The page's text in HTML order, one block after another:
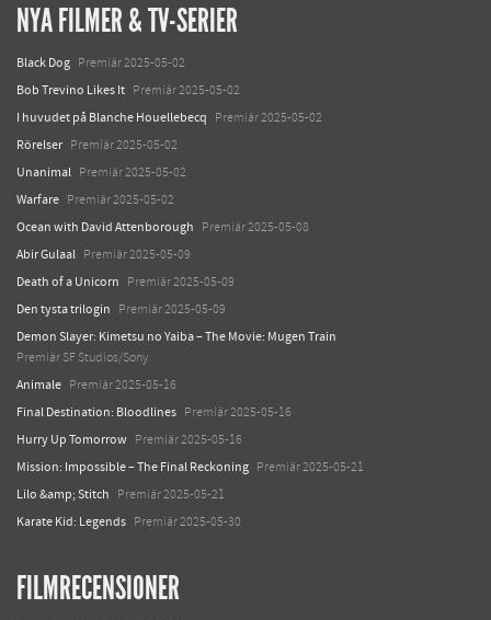
NYA FILMER & TV-SERIER
Black Dog Premiär 2025-05-02
Bob Trevino Likes It Premiär 2025-05-02
I huvudet på Blanche Houellebecq Premiär 2025-05-02
Rörelser Premiär 2025-05-02
Unanimal Premiär 2025-05-02
Warfare Premiär 2025-05-02
Ocean with David Attenborough Premiär 2025-05-08
Abir Gulaal Premiär 2025-05-09
Death of a Unicorn Premiär 2025-05-09
Den tysta trilogin Premiär 2025-05-09
Demon Slayer: Kimetsu no Yaiba – The Movie: Mugen Train
Premiär SF Studios/Sony
Animale Premiär 2025-05-16
Final Destination: Bloodlines Premiär 2025-05-16
Hurry Up Tomorrow Premiär 2025-05-16
Mission: Impossible – The Final Reckoning Premiär 2025-05-21
Lilo &amp; Stitch Premiär 2025-05-21
Karate Kid: Legends Premiär 2025-05-30
FILMRECENSIONER